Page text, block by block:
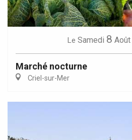
Le Samedi 8 Août
Marché nocturne
Criel-sur-Mer